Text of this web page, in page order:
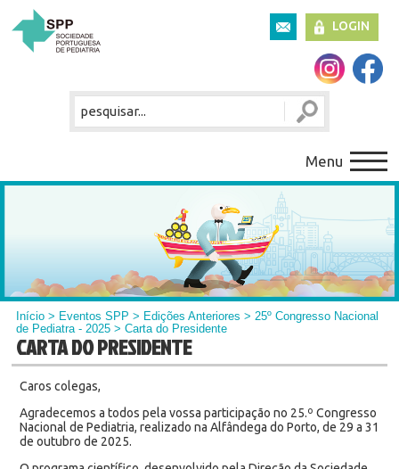
LOGIN
Menu
Início > Eventos SPP > Edições Anteriores >25º Congresso Nacional
de Pediatra - 2025 > Carta do Presidente
CARTA DO PRESIDENTE
Caros colegas,
Agradecemos a todos pela vossa participação no 25.º Congresso
Nacional de Pediatria, realizado na Alfândega do Porto, de 29 a 31
de outubro de 2025.